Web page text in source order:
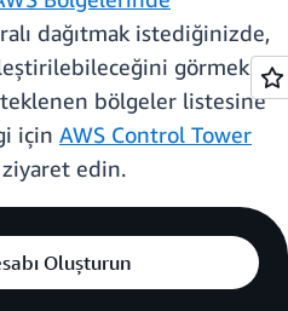
dağıtmak istediğinizde,
görmek
bölgeler listesine
için AWS Control Tower
edin.
Oluşturun